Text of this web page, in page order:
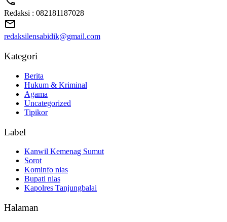
Redaksi : 082181187028
redaksilensabidik@gmail.com
Kategori
Berita
Hukum & Kriminal
Agama
Uncategorized
Tipikor
Label
Kanwil Kemenag Sumut
Sorot
Kominfo nias
Bupati nias
Kapolres Tanjungbalai
Halaman